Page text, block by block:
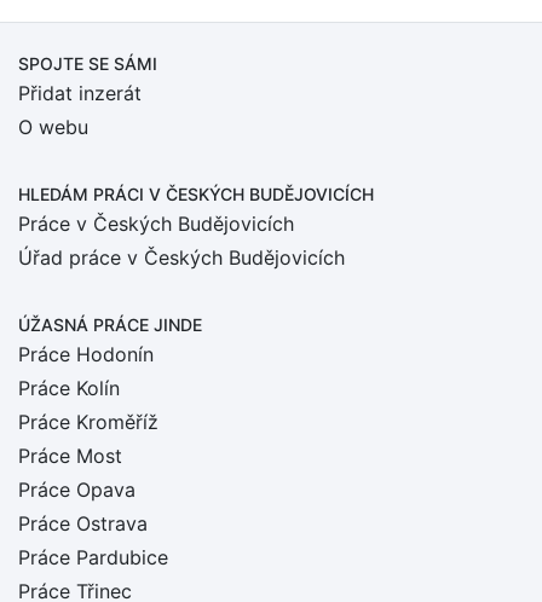
SPOJTE SE SÁMI
Přidat inzerát
O webu
HLEDÁM PRÁCI V ČESKÝCH BUDĚJOVICÍCH
Práce v Českých Budějovicích
Úřad práce v Českých Budějovicích
ÚŽASNÁ PRÁCE JINDE
Práce Hodonín
Práce Kolín
Práce Kroměříž
Práce Most
Práce Opava
Práce Ostrava
Práce Pardubice
Práce Třinec